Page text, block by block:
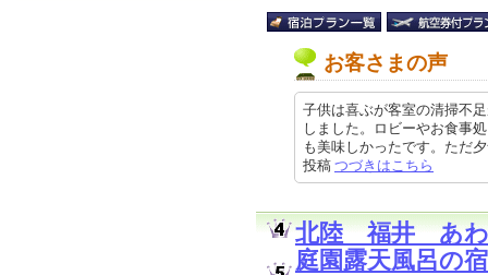
お客さまの声
子供は喜ぶが客室の清掃不
しました。ロビーやお食事
も美味しかったです。ただ
投稿 つづきはこちら
北陸 福井 あわ
庭園露天風呂の